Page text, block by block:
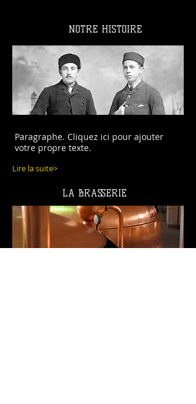
NOTRE HISTOIRE
Paragraphe. Cliquez ici pour ajouter
votre propre texte.
Lire la suite>
LA BRASSERIE